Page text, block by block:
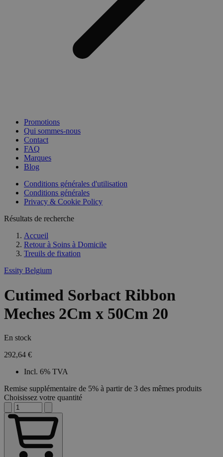
Promotions
Qui sommes-nous
Contact
FAQ
Marques
Blog
Conditions générales d'utilisation
Conditions générales
Privacy & Cookie Policy
Résultats de recherche
Accueil
Retour à Soins à Domicile
Treuils de fixation
Essity Belgium
Cutimed Sorbact Ribbon
Meches 2Cm x 50Cm 20
En stock
292,64 €
Incl. 6% TVA
Remise supplémentaire de 5% à partir de 3 des mêmes produits
Choisissez votre quantité